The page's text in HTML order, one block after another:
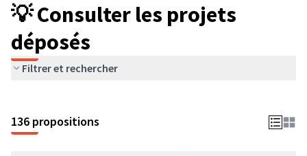
💡 Consulter les projets
déposés
Filtrer et rechercher
136 propositions